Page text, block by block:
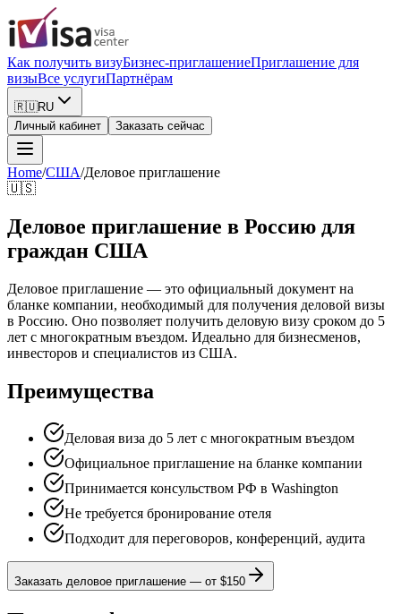
Как получить визуБизнес-приглашениеПриглашение для
визыВсе услугиПартнёрам
🇷🇺RU
Личный кабинет
Заказать сейчас
Home/США/Деловое приглашение
🇺🇸
Деловое приглашение в Россию для
граждан США
Деловое приглашение — это официальный документ на
бланке компании, необходимый для получения деловой визы
в Россию. Оно позволяет получить деловую визу сроком до 5
лет с многократным въездом. Идеально для бизнесменов,
инвесторов и специалистов из США.
Преимущества
Деловая виза до 5 лет с многократным въездом
Официальное приглашение на бланке компании
Принимается консульством РФ в Washington
Не требуется бронирование отеля
Подходит для переговоров, конференций, аудита
Заказать деловое приглашение — от $150